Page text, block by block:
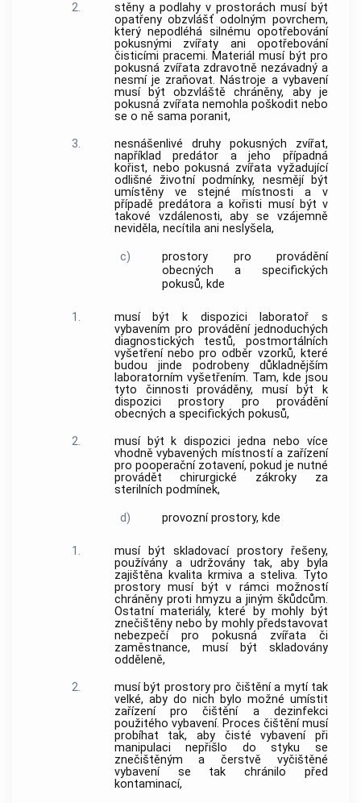
2.
stěny a podlahy v prostorách musí být
opatřeny obzvlášť odolným povrchem,
který nepodléhá silnému opotřebování
pokusnými zvířaty ani opotřebování
čisticími pracemi. Materiál musí být pro
pokusná zvířatazdravotně nezávadný a
nesmí je zraňovat. Nástroje a vybavení
musí být obzvláště chráněny, aby je
pokusná zvířatanemohla poškodit nebo
se o ně sama poranit,
3.
nesnášenlivé druhy pokusných zvířat,
například predátor a jeho případná
kořist, nebopokusná zvířata vyžadující
odlišné životní podmínky, nesmějí být
umístěny ve stejné místnosti a v
případě predátora a kořisti musí být v
takové vzdálenosti, aby se vzájemně
neviděla, necítila ani neslyšela,
c)
prostory pro provádění
obecných a specifických
pokusů, kde
1.
musí být k dispozici laboratoř s
vybavením pro provádění jednoduchých
diagnostických testů, postmortálních
vyšetření nebo pro odběr vzorků, které
budou jinde podrobeny důkladnějším
laboratorním vyšetřením. Tam, kde jsou
tyto činnosti prováděny, musí být k
dispozici prostory pro provádění
obecných a specifických pokusů,
2.
musí být k dispozici jedna nebo více
vhodně vybavených místností a zařízení
pro pooperační zotavení, pokud je nutné
provádět chirurgické zákroky za
sterilních podmínek,
d) provozní prostory, kde
1.
musí být skladovací prostory řešeny,
používány a udržovány tak, aby byla
zajištěna kvalita krmiva a steliva. Tyto
prostory musí být v rámci možností
chráněny proti hmyzu a jiným škůdcům.
Ostatní materiály, které by mohly být
znečištěny nebo by mohly představovat
nebezpečí pro pokusná zvířatači
zaměstnance, musí být skladovány
odděleně,
2.
musí být prostory pro čištění a mytí tak
velké, aby do nich bylo možné umístit
zařízenípro čištění a dezinfekci
použitého vybavení. Proces čištění musí
probíhat tak, aby čisté vybavení při
manipulaci nepřišlo do styku se
znečištěným a čerstvě vyčištěné
vybavení se tak chránilo před
kontaminací,